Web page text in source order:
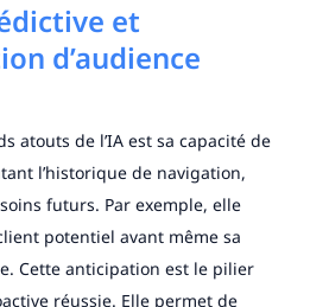
et
d’audience
atouts de l’IA est sa capacité de
l’historique de navigation,
futurs. Par exemple, elle
potentiel avant même sa
Cette anticipation est le pilier
réussie. Elle permet de